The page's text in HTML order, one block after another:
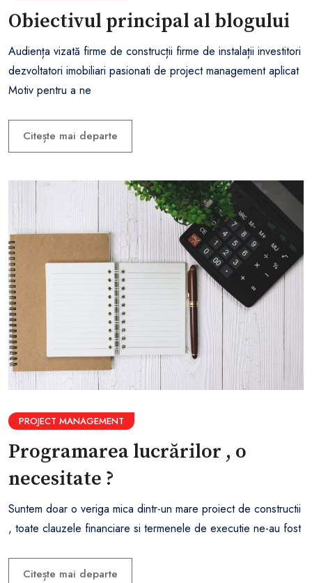
Obiectivul principal al blogului
Audiența vizată firme de construcții firme de instalații investitori
dezvoltatori imobiliari pasionati de project management aplicat
Motiv pentru a ne
Citește mai departe
PROJECT MANAGEMENT
Programarea lucrărilor , o
necesitate ?
Suntem doar o veriga mica dintr-un mare proiect de constructii
, toate clauzele financiare si termenele de executie ne-au fost
Citește mai departe